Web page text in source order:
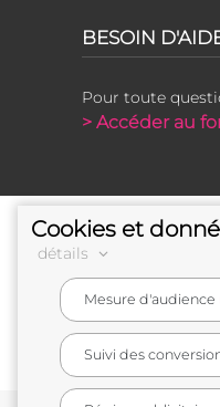
BESOIN
Pour toute
> Accéder au
e-
Cookies et
détails
Mesure d'audience
Suivi des